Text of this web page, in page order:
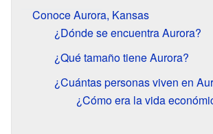
Conoce Aurora, Kansas
¿Dónde se encuentra Aurora?
¿Qué tamaño tiene Aurora?
¿Cuántas personas viven en
¿Cómo era la vida